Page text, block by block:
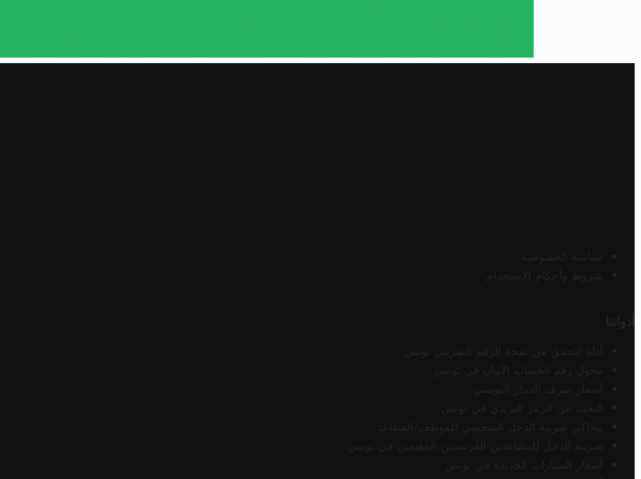
سياسة الخصوصية
شروط وأحكام الاستخدام
أدواتنا
أداة التحقق من صحة الرقم الضريبي تونس
محول رقم الحساب الآيبان في تونس
أسعار صرف الدينار التونسي
البحث عن الرمز البريدي في تونس
محاكي ضريبة الدخل الشخصي للموظف/المتقاعد
ضريبة الدخل للمتقاعدين الفرنسيين المقيمين في تونس
أسعار السيارات الجديدة في تونس